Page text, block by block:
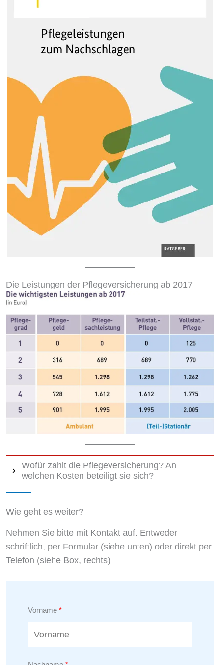
Die Leistungen der Pflegeversicherung ab 2017
Wofür zahlt die Pflegeversicherung? An
welchen Kosten beteiligt sie sich?
Wie geht es weiter?
Nehmen Sie bitte mit Kontakt auf. Entweder
schriftlich, per Formular (siehe unten) oder direkt per
Telefon (siehe Box, rechts)
Vorname